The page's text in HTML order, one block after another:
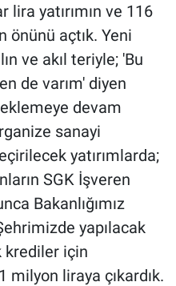
yatırımın ve 116
önünü açtık. Yeni
ve akıl teriyle; 'Bu
de varım' diyen
devam
sanayi
yatırımlarda;
SGK İşveren
Bakanlığımız
yapılacak
krediler için
liraya çıkardık.